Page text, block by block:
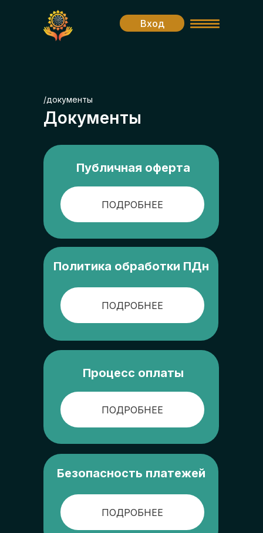
Вход
Документы
/документы
Публичная оферта
ПОДРОБНЕЕ
Политика обработки ПДн
ПОДРОБНЕЕ
Процесс оплаты
ПОДРОБНЕЕ
Безопасность платежей
ПОДРОБНЕЕ